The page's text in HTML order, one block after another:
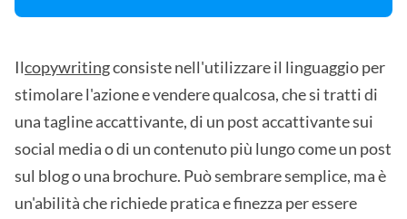
Ilcopywritingconsiste nell'utilizzare il linguaggio per
stimolare l'azione e vendere qualcosa, che si tratti di
una tagline accattivante, di un post accattivante sui
social media o di un contenuto più lungo come un post
sul blog o una brochure. Può sembrare semplice, ma è
un'abilità che richiede pratica e finezza per essere